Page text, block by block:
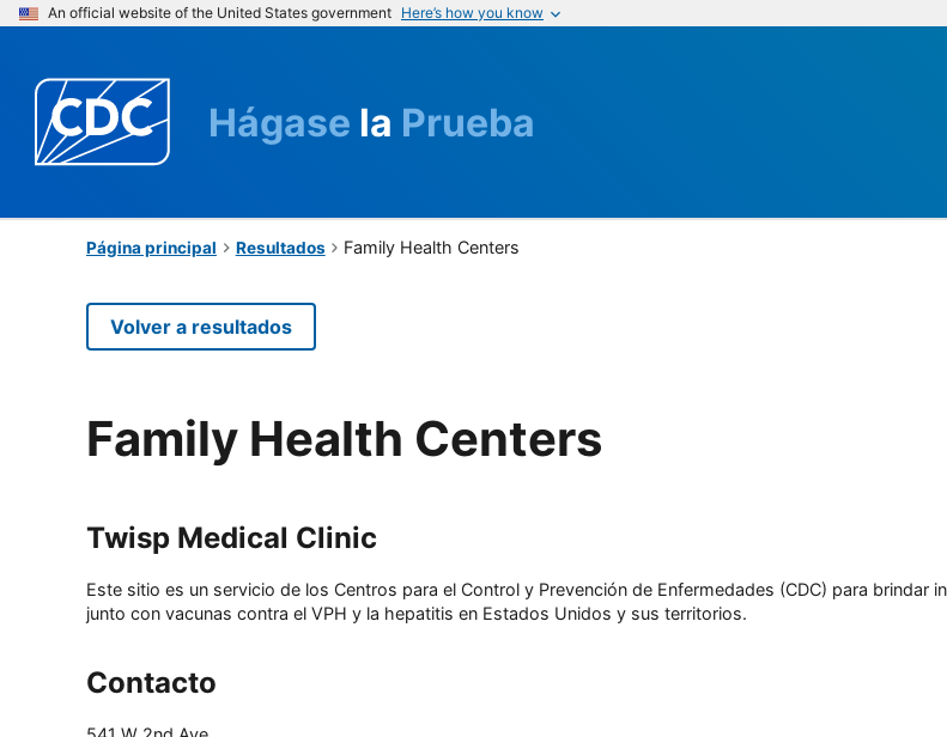
An official website of the United States government Here’s how you know
Hágase la Prueba
Página principal Resultados Family Health Centers
Volver a resultados
Family Health Centers
Twisp Medical Clinic
Este sitio es un servicio de los Centros para el Control y Prevención de Enfermedades (CDC) para
junto con vacunas contra el VPH y la hepatitis en Estados Unidos y sus territorios.
Contacto